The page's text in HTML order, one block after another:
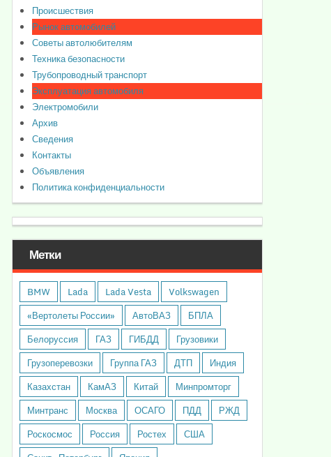
Происшествия
Рынок автомобилей
Советы автолюбителям
Техника безопасности
Трубопроводный транспорт
Эксплуатация автомобиля
Электромобили
Архив
Сведения
Контакты
Объявления
Политика конфиденциальности
Метки
BMW Lada Lada Vesta
Volkswagen
«Вертолеты России»
АвтоВАЗ
БПЛА
Белоруссия
ГАЗ ГИБДД
Грузовики
Грузоперевозки
Группа ГАЗ ДТП
Индия
Казахстан
КамАЗ Китай
Минпромторг
Минтранс
Москва ОСАГО ПДД
РЖД
Роскосмос
Россия Ростех
США